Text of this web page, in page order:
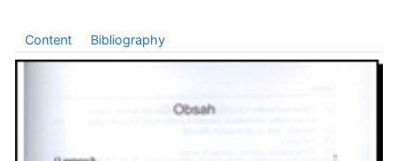
Content Bibliography